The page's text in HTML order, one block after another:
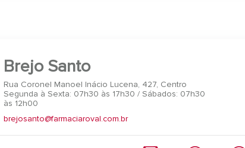
Brejo Santo
Rua Coronel Manoel Inácio Lucena, 427, Centro
Segunda à Sexta: 07h30 às 17h30 / Sábados: 07h30
às 12h00
brejosanto@farmaciaroval.com.br